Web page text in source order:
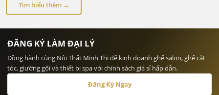
Tìm hiểu thêm →
ĐĂNG KÝ LÀM ĐẠI LÝ
Đồng hành cùng Nội Thất Minh Thi để kinh doanh ghế salon, ghế cắt
tóc, giường gội và thiết bị spa với chính sách giá sỉ hấp dẫn.
Đăng Ký Ngay